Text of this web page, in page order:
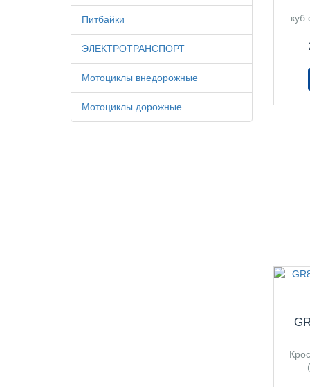
Питбайки
ЭЛЕКТРОТРАНСПОРТ
Мотоциклы внедорожные
Мотоциклы дорожные